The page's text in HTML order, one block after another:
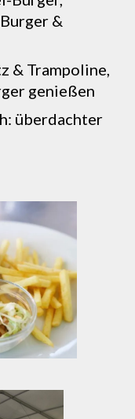
&
& Trampoline,
genießen
überdachter